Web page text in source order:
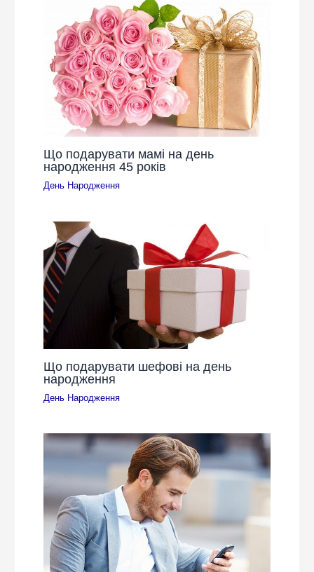
Що подарувати мамі на день
народження 45 років
День Народження
Що подарувати шефові на день
народження
День Народження